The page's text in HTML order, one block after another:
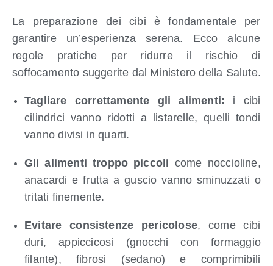
La preparazione dei cibi è fondamentale per
garantire un’esperienza serena. Ecco alcune
regole pratiche per ridurre il rischio di
soffocamento suggerite dal Ministero della Salute.
Tagliare correttamente gli alimenti: i cibi
cilindrici vanno ridotti a listarelle, quelli tondi
vanno divisi in quarti.
Gli alimenti troppo piccoli come noccioline,
anacardi e frutta a guscio vanno sminuzzati o
tritati finemente.
Evitare consistenze pericolose, come cibi
duri, appiccicosi (gnocchi con formaggio
filante), fibrosi (sedano) e comprimibili